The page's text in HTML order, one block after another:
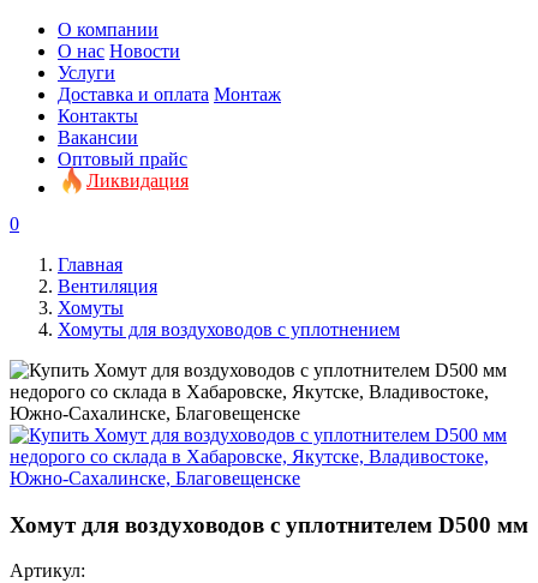
О компании
О нас Новости
Услуги
Доставка и оплата Монтаж
Контакты
Вакансии
Оптовый прайс
Ликвидация
0
Главная
Вентиляция
Хомуты
Хомуты для воздуховодов с уплотнением
Хомут для воздуховодов с уплотнителем D500 мм
Артикул: